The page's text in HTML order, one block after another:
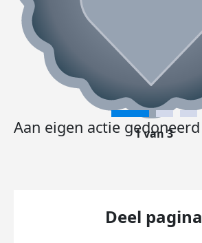
Aan eigen actie gedoneerd
1 van 3
Deel pagina